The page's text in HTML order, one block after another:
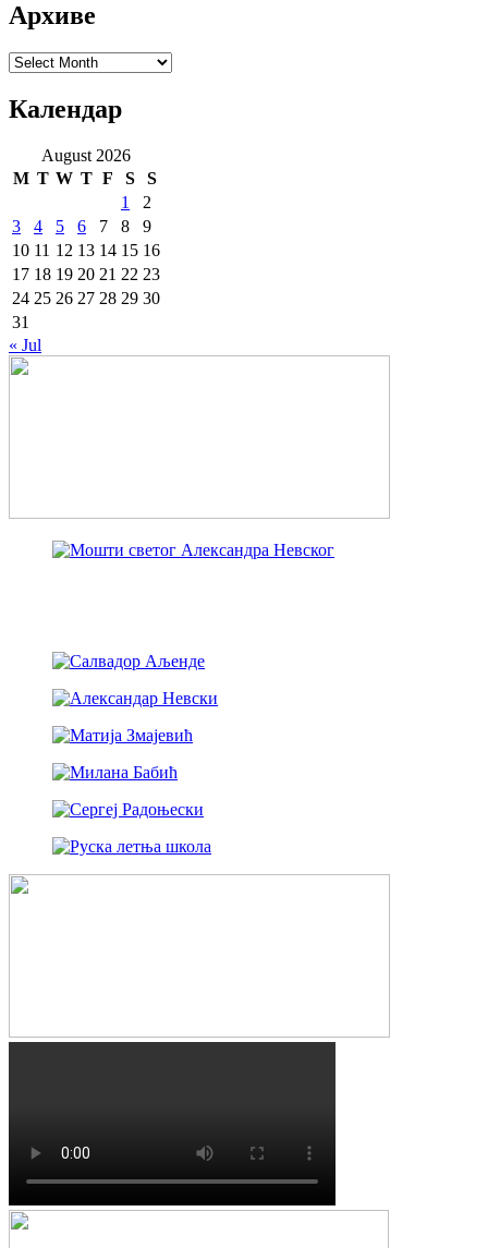
Архиве
Архиве
Календар
August 2026
M T W T F S
S
1
2
3
4 5 6 7 8
9
10 11 12 13 14 15 16
17 18 19 20 21 22 23
24 25 26 27 28 29 30
31
« Jul